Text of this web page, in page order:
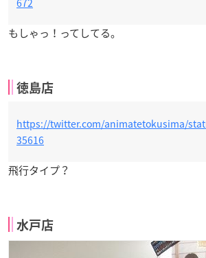
もしゃっ！ってしてる。
徳島店
https://twitter.com/animatetokusima/
35616
飛行タイプ？
水戸店